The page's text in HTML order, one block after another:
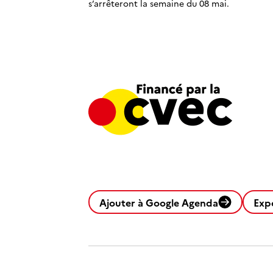
s’arrêteront la semaine du 08 mai.
Ajouter à Google Agenda